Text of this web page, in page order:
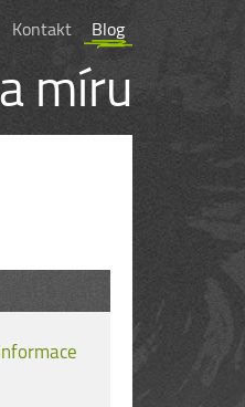
Kontakt Blog
míru